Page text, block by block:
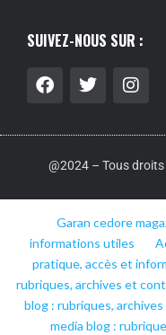
SUIVEZ-NOUS SUR :
@2024 – Tous droits
Garan cedore
informations utiles
pratique, accès et
rubriques, archives et
blog : rubriques,
media blog :